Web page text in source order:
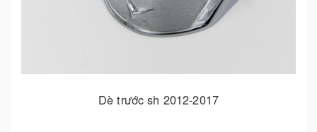
Dè trước sh 2012-2017